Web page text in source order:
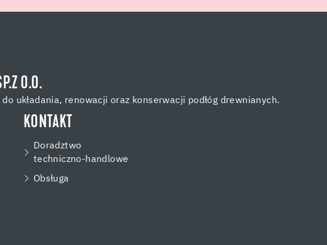
O.O.
układania, renowacji oraz konserwacji podłóg drewnianych.
KONTAKT
Doradztwo
techniczno-handlowe
Obsługa